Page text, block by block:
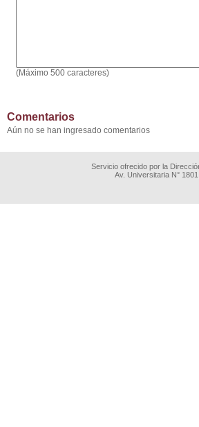
(Máximo 500 caracteres)
Comentarios
Aún no se han ingresado comentarios
Servicio ofrecido por la
Av. Universitaria N°